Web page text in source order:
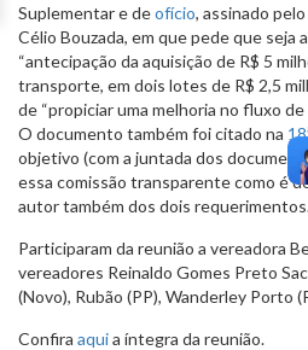
Suplementar e deofício, assinado
Célio Bouzada, em que pede que seja
“antecipação da aquisição de R$ 5
transporte, em dois lotes de R$ 2,5
de “propiciar uma melhoria no fluxo de
O documento também foi citado na
objetivo (com a juntada dos
essa comissão transparente como é
autor também dos dois
Participaram da reunião a vereadora
vereadores Reinaldo Gomes Preto
(Novo), Rubão (PP), Wanderley Porto
Confira aquia íntegra da reunião.